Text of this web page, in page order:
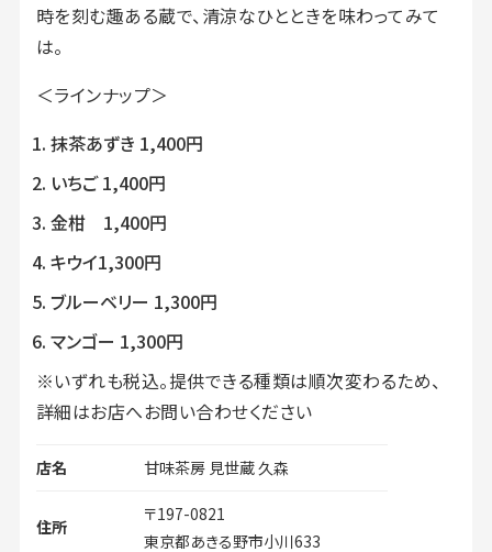
時を刻む趣ある蔵で、清涼なひとときを味わってみて
は。
＜ラインナップ＞
抹茶あずき 1,400円
いちご 1,400円
金柑 1,400円
キウイ1,300円
ブルーベリー 1,300円
マンゴー 1,300円
※いずれも税込。提供できる種類は順次変わるため、
詳細はお店へお問い合わせください
店名 甘味茶房 見世蔵 久森
住所
〒197-0821
東京都あきる野市小川633